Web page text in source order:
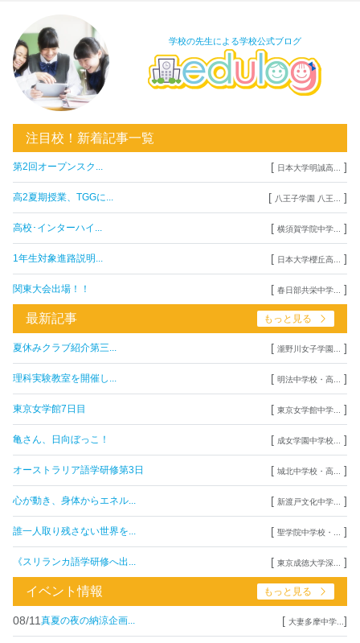
学校の先生による学校公式ブログ
注目校！新着記事一覧
第2回オープンスク... [ 日本大学明誠高... ]
高2夏期授業、TGGに... [ 八王子学園 八王... ]
高校･インターハイ... [ 横須賀学院中学... ]
1年生対象進路説明... [ 日本大学櫻丘高... ]
関東大会出場！！ [ 春日部共栄中学... ]
最新記事 もっと見る
夏休みクラブ紹介第三... [ 瀧野川女子学園... ]
理科実験教室を開催し... [ 明法中学校・高... ]
東京女学館7日目 [ 東京女学館中学... ]
亀さん、日向ぼっこ！ [ 成女学園中学校... ]
オーストラリア語学研修第3日 [ 城北中学校・高... ]
心が動き、身体からエネル... [ 新渡戸文化中学... ]
誰一人取り残さない世界を... [ 聖学院中学校・... ]
《スリランカ語学研修へ出... [ 東京成徳大学深... ]
イベント情報 もっと見る
08/11 真夏の夜の納涼企画... [ 大妻多摩中学... ]